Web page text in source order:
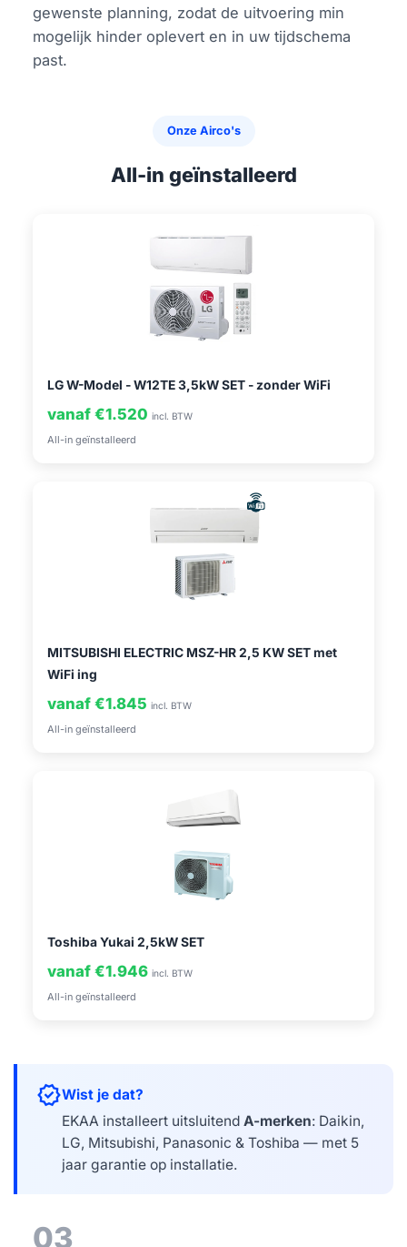
gewenste planning, zodat de uitvoering min
mogelijk hinder oplevert en in uw tijdschema
past.
Onze Airco's
All-in geïnstalleerd
LG W-Model - W12TE 3,5kW SET - zonder WiFi
vanaf €1.520 incl. BTW
All-in geïnstalleerd
MITSUBISHI ELECTRIC MSZ-HR 2,5 KW SET met
WiFi ing
vanaf €1.845 incl. BTW
All-in geïnstalleerd
Toshiba Yukai 2,5kW SET
vanaf €1.946 incl. BTW
All-in geïnstalleerd
verifiedWist je dat?
EKAA installeert uitsluitendA-merken: Daikin,
LG, Mitsubishi, Panasonic & Toshiba — met 5
jaar garantie op installatie.
03